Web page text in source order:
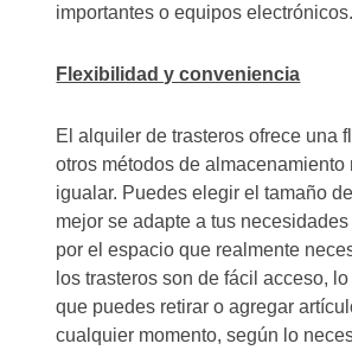
importantes o equipos electrónicos.
Flexibilidad y conveniencia
El alquiler de trasteros ofrece una
otros métodos de almacenamiento
igualar. Puedes elegir el tamaño
mejor se adapte a tus
por el espacio que realmente
los trasteros son de fácil acceso,
que puedes retirar o agregar
cualquier momento, según lo